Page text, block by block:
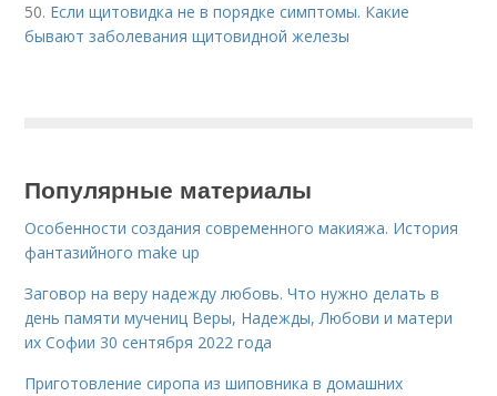
50. Если щитовидка не в порядке симптомы. Какие
бывают заболевания щитовидной железы
Популярные материалы
Особенности создания современного макияжа. История
фантазийного make up
Заговор на веру надежду любовь. Что нужно делать в
день памяти мучениц Веры, Надежды, Любови и матери
их Софии 30 сентября 2022 года
Приготовление сиропа из шиповника в домашних